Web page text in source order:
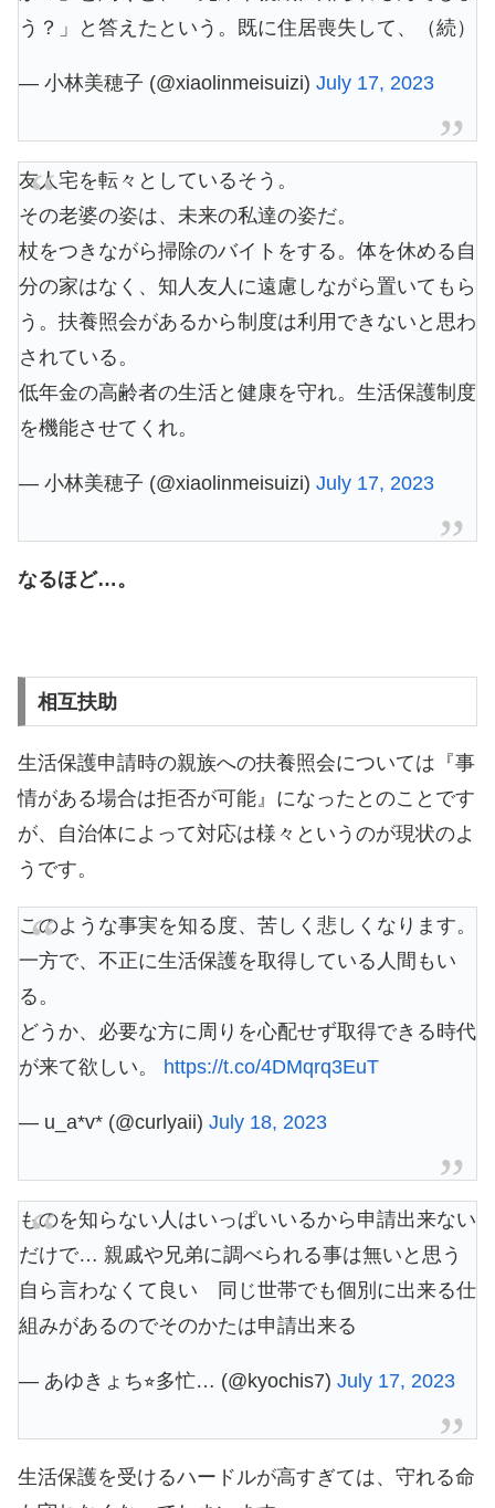
う？」と答えたという。既に住居喪失して、（続）
— 小林美穂子 (@xiaolinmeisuizi) July 17, 2023
友人宅を転々としているそう。
その老婆の姿は、未来の私達の姿だ。
杖をつきながら掃除のバイトをする。体を休める自
分の家はなく、知人友人に遠慮しながら置いてもら
う。扶養照会があるから制度は利用できないと思わ
されている。
低年金の高齢者の生活と健康を守れ。生活保護制度
を機能させてくれ。
— 小林美穂子 (@xiaolinmeisuizi) July 17, 2023
なるほど…。
相互扶助
生活保護申請時の親族への扶養照会については『事
情がある場合は拒否が可能』になったとのことです
が、自治体によって対応は様々というのが現状のよ
うです。
このような事実を知る度、苦しく悲しくなります。
一方で、不正に生活保護を取得している人間もい
る。
どうか、必要な方に周りを心配せず取得できる時代
が来て欲しい。 https://t.co/4DMqrq3EuT
— u_a*v* (@curlyaii) July 18, 2023
ものを知らない人はいっぱいいるから申請出来ない
だけで… 親戚や兄弟に調べられる事は無いと思う
自ら言わなくて良い 同じ世帯でも個別に出来る仕
組みがあるのでそのかたは申請出来る
— あゆきょち⭐︎多忙… (@kyochis7) July 17, 2023
生活保護を受けるハードルが高すぎては、守れる命